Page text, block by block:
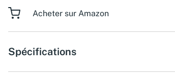
Acheter sur Amazon
Spécifications